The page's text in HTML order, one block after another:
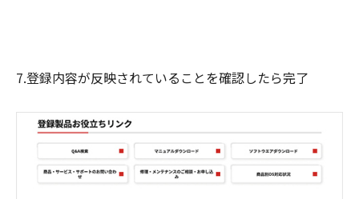
7.登録内容が反映されていることを確認したら完了